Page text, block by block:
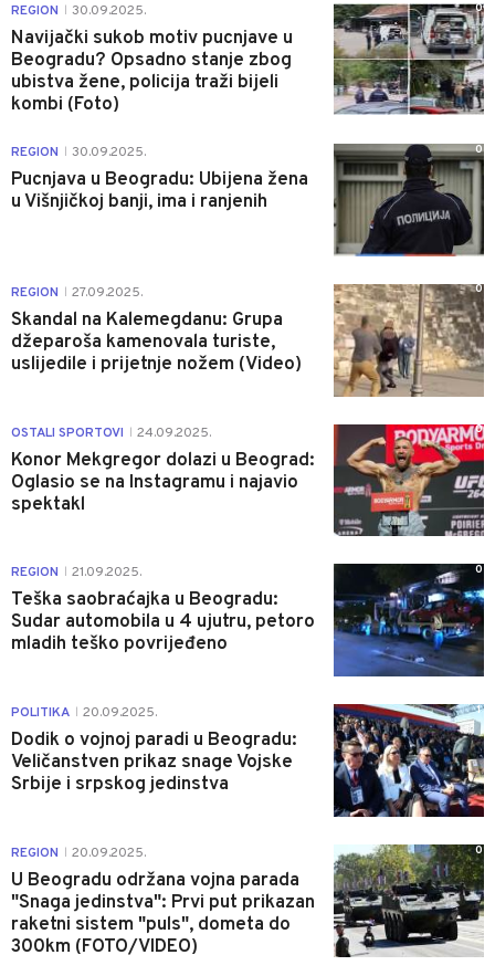
REGION 30.09.2025.
Navijački sukob motiv pucnjave u
Beogradu? Opsadno stanje zbog
ubistva žene, policija traži bijeli
kombi (Foto)
0
REGION 30.09.2025.
Pucnjava u Beogradu: Ubijena žena
u Višnjičkoj banji, ima i ranjenih
0
REGION 27.09.2025.
Skandal na Kalemegdanu: Grupa
džeparoša kamenovala turiste,
uslijedile i prijetnje nožem (Video)
0
OSTALI SPORTOVI 24.09.2025.
Konor Mekgregor dolazi u Beograd:
Oglasio se na Instagramu i najavio
spektakl
0
REGION 21.09.2025.
Teška saobraćajka u Beogradu:
Sudar automobila u 4 ujutru, petoro
mladih teško povrijeđeno
0
POLITIKA 20.09.2025.
Dodik o vojnoj paradi u Beogradu:
Veličanstven prikaz snage Vojske
Srbije i srpskog jedinstva
1
REGION 20.09.2025.
U Beogradu održana vojna parada
"Snaga jedinstva": Prvi put prikazan
raketni sistem "puls", dometa do
300km (FOTO/VIDEO)
0